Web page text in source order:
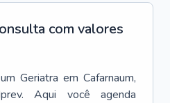
com valores
Geriatra em Cafarnaum,
Aqui você agenda